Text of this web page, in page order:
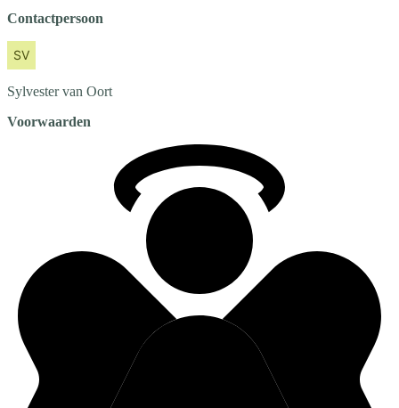
Contactpersoon
Sylvester van Oort
Voorwaarden